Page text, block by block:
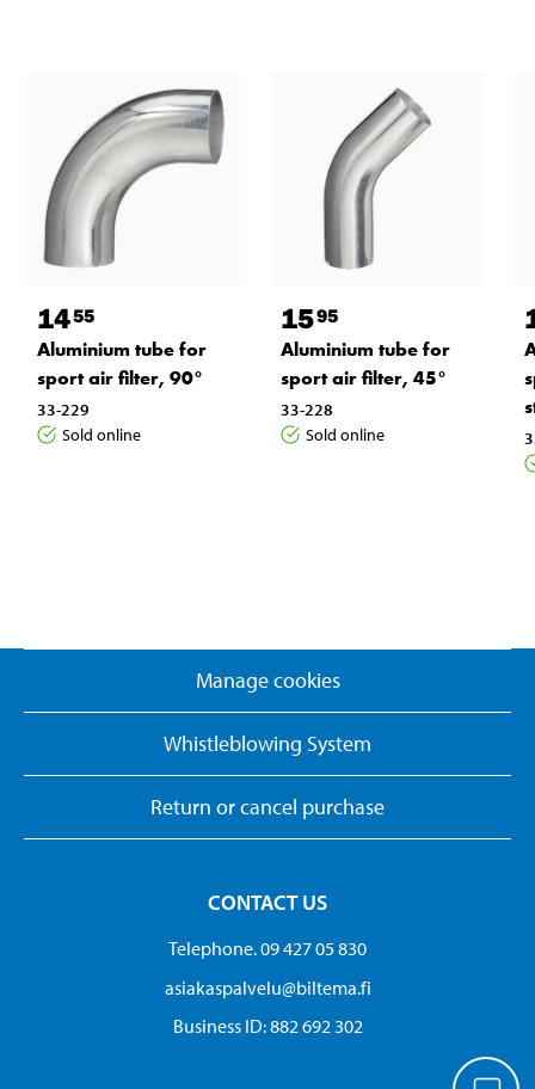
1455
Aluminium tube for
sport air filter, 90°
33-229
Sold online
1595
Aluminium tube for
sport air filter, 45°
33-228
Sold online
Manage cookies
Whistleblowing System
Return or cancel purchase
CONTACT US
Telephone. 09 427 05 830
asiakaspalvelu@biltema.fi
Business ID:​ 882 692 302